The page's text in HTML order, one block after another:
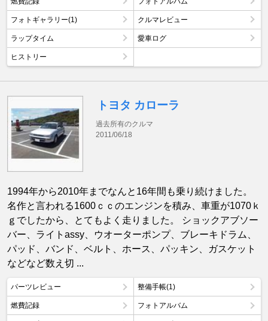
フォトギャラリー(1) クルマレビュー
ラップタイム 愛車ログ
ヒストリー
トヨタ カローラ
過去所有のクルマ
2011/06/18
1994年から2010年までなんと16年間も乗り続けました。
名作と言われる1600ｃｃのエンジンを積み、車重が1070ｋ
ｇでしたから、とてもよく走りました。 ショックアブソー
バー、ライトassy、ウオーターポンプ、ブレーキドラム、
パッド、バンド、ベルト、ホース、パッキン、ガスケット
などなど数え切 ...
パーツレビュー 整備手帳(1)
燃費記録 フォトアルバム